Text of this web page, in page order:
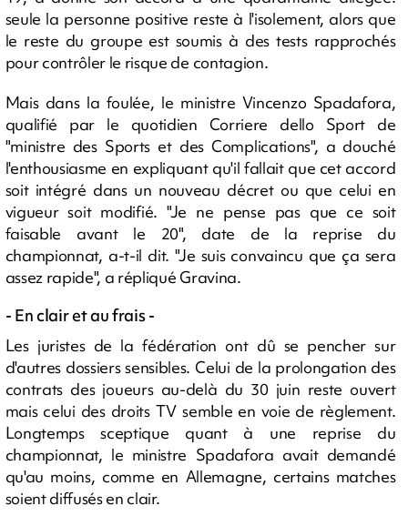
seule la personne positive reste à l'isolement, alors que
le reste du groupe est soumis à des tests rapprochés
pour contrôler le risque de contagion.
Mais dans la foulée, le ministre Vincenzo Spadafora,
qualifié par le quotidien Corriere dello Sport de
"ministre des Sports et des Complications", a douché
l'enthousiasme en expliquant qu'il fallait que cet accord
soit intégré dans un nouveau décret ou que celui en
vigueur soit modifié. "Je ne pense pas que ce soit
faisable avant le 20", date de la reprise du
championnat, a-t-il dit. "Je suis convaincu que ça sera
assez rapide", a répliqué Gravina.
- En clair et au frais -
Les juristes de la fédération ont dû se pencher sur
d'autres dossiers sensibles. Celui de la prolongation des
contrats des joueurs au-delà du 30 juin reste ouvert
mais celui des droits TV semble en voie de règlement.
Longtemps sceptique quant à une reprise du
championnat, le ministre Spadafora avait demandé
qu'au moins, comme en Allemagne, certains matches
soient diffusés en clair.